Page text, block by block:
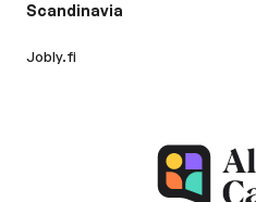
Scandinavia
Jobly.fi